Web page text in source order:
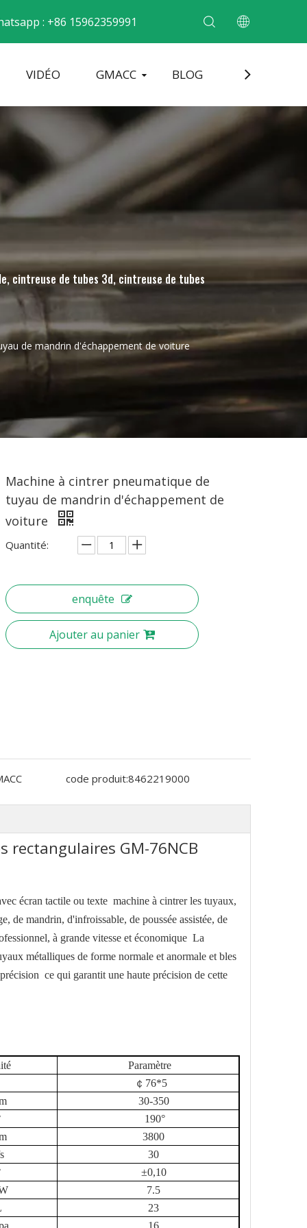
: +86 15962359991
VIDÉO GMACC BLOG CONTACT
cintreuse de tubes 3d, cintreuse de tubes
de mandrin d'échappement de voiture
Machine à cintrer pneumatique de
tuyau de mandrin d'échappement de
voiture
Quantité:
enquête
Ajouter au panier
code produit:8462219000
GM-76NCB
écran tactile ou texte machine à cintrer les tuyaux,
de mandrin, d'infroissable, de poussée assistée, de
à grande vitesse et économique La
métalliques de forme normale et anormale et bles
ce qui garantit une haute précision de cette
Paramètre
￠ 76*5
30-350
190°
3800
30
±0,10
7.5
23
16